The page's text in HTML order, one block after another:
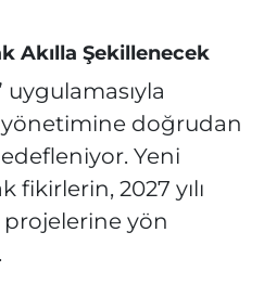
Akılla Şekillenecek
uygulamasıyla
doğrudan
Yeni
2027 yılı
yön